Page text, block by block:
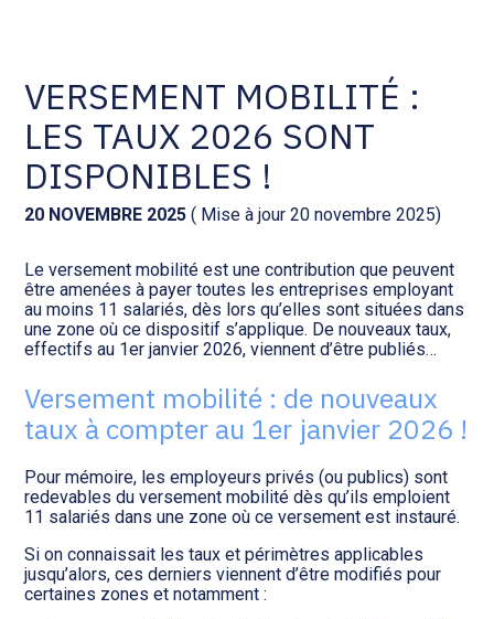
Social et ressources humaines
Assistance juridique
Audit légal
Procédures collectives
Transition numérique
Tenue de votre comptabilité :
ACD
Facturation et pilotage :
Facturation et pilotage : MEG
Analyse et tableau de bord :
Gérer vos ressources
VERSEMENT MOBILITÉ :
LES TAUX 2026 SONT
DISPONIBLES !
20 NOVEMBRE 2025 ( Mise à jour 20 novembre 2025)
Le versement mobilité est une contribution que peuvent
être amenées à payer toutes les entreprises employant
au moins 11 salariés, dès lors qu’elles sont situées dans
une zone où ce dispositif s’applique. De nouveaux taux,
effectifs au 1er janvier 2026, viennent d’être publiés…
Versement mobilité : de nouveaux
taux à compter au 1er janvier 2026 !
Pour mémoire, les employeurs privés (ou publics) sont
redevables du versement mobilité dès qu’ils emploient
11 salariés dans une zone où ce versement est instauré.
Si on connaissait les taux et périmètres applicables
jusqu’alors, ces derniers viennent d’être modifiés pour
certaines zones et notamment :